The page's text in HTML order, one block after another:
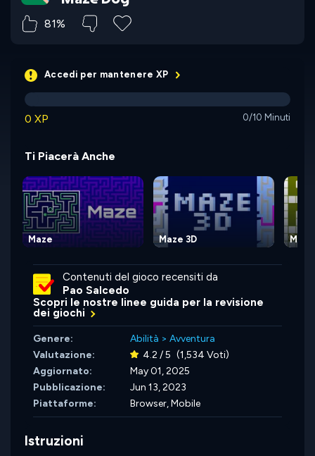
81%
Accedi per mantenere XP
0 XP 0/10 Minuti
Ti Piacerà Anche
Maze Maze 3D
Contenuti del gioco recensiti da
Pao Salcedo
Scopri le nostre linee guida per la revisione
dei giochi
Genere: Abilità > Avventura
Valutazione:
4.2 / 5 (1,534 Voti)
Aggiornato:
May 01, 2025
Pubblicazione:
Jun 13, 2023
Piattaforme:
Browser, Mobile
Istruzioni